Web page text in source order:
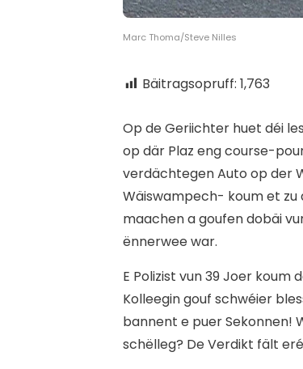
Marc Thoma/Steve Nilles
Bäitragsopruff: 1,763
Op de Geriichter huet déi
op där Plaz eng course-
verdächtegen Auto op der
Wäiswampech- koum et zu
maachen a goufen dobäi
ënnerwee war.
E Polizist vun 39 Joer koum
Kolleegin gouf schwéier
bannent e puer Sekonnen!
schëlleg? De Verdikt fält